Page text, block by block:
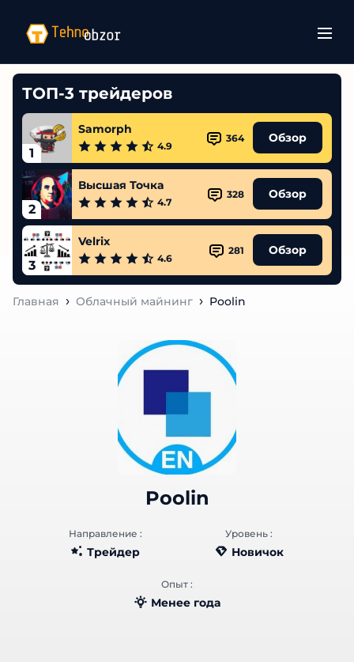
ТОП-3 трейдеров
1
Samorph
4.9
364 Обзор
2
Высшая Точка
4.7
328 Обзор
3
Velrix
4.6
281 Обзор
Главная Облачный майнинг Poolin
Poolin
Направление :
Трейдер
Уровень :
Новичок
Опыт :
Менее года